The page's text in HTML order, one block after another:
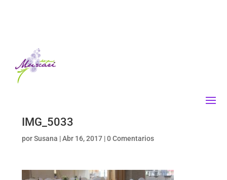
IMG_5033
porSusana |Abr 16, 2017|0 Comentarios